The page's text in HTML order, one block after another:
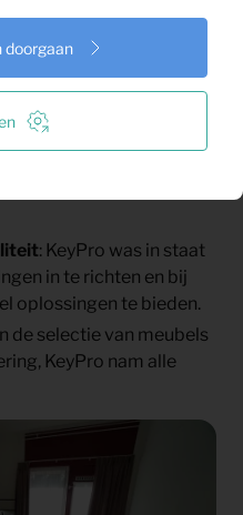
van het
: KeyPro was in staat
in te richten en bij
oplossingen te bieden.
de selectie van meubels
KeyPro nam alle
doorgaan